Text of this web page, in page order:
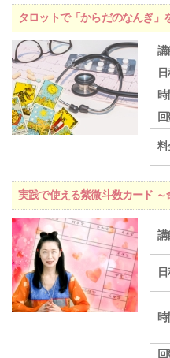
タロットで「からだのなんぎ」
講
時
料
実践で使える紫微斗数カード
講
時